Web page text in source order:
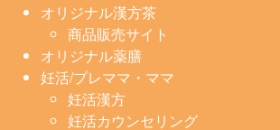
オリジナル漢方茶
商品販売サイト
オリジナル薬膳
妊活/プレママ・ママ
妊活漢方
妊活カウンセリング